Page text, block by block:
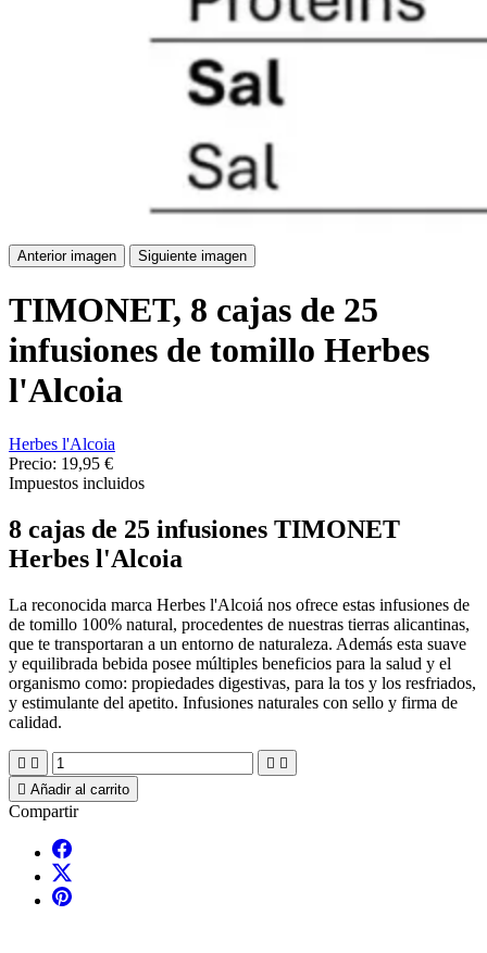
Anterior imagen Siguiente imagen
TIMONET, 8 cajas de 25
infusiones de tomillo Herbes
l'Alcoia
Herbes l'Alcoia
Precio: 19,95 €
Impuestos incluidos
8 cajas de 25 infusiones TIMONET
Herbes l'Alcoia
La reconocida marca Herbes l'Alcoiá nos ofrece estas infusiones de
de tomillo 100% natural, procedentes de nuestras tierras alicantinas,
que te transportaran a un entorno de naturaleza. Además esta suave
y equilibrada bebida posee múltiples beneficios para la salud y el
organismo como: propiedades digestivas, para la tos y los resfriados,
y estimulante del apetito. Infusiones naturales con sello y firma de
calidad.
   
 Añadir al carrito
Compartir